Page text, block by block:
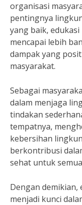
organisasi
pentingnya
yang baik,
mencapai lebih
dampak yang
masyarakat.
Sebagai
dalam menjaga
tindakan
tempatnya,
kebersihan
berkontribusi
sehat untuk
Dengan
menjadi kunci